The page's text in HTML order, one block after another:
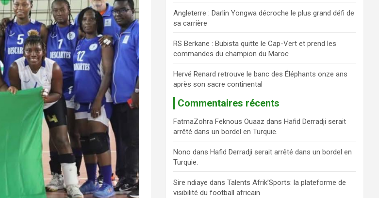
Angleterre : Darlin Yongwa décroche le plus grand défi de
sa carrière
RS Berkane : Bubista quitte le Cap-Vert et prend les
commandes du champion du Maroc
Hervé Renard retrouve le banc des Éléphants onze ans
après son sacre continental
Commentaires récents
FatmaZohra Feknous Ouaaz dansHafid Derradji serait
arrêté dans un bordel en Turquie.
Nono dansHafid Derradji serait arrêté dans un bordel en
Turquie.
Sire ndiaye dansTalents Afrik’Sports: la plateforme de
visibilité du football africain